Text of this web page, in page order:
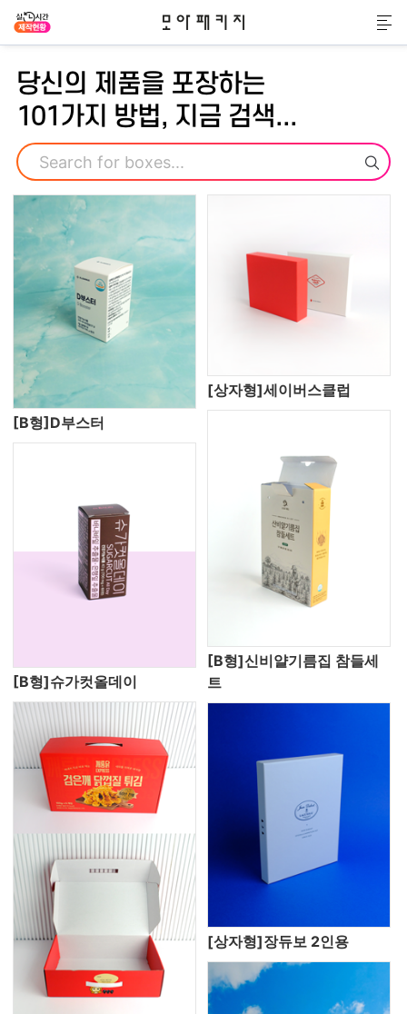
모아패키지
메
당신의 제품을 포장하는
101가지 방법, 지금 검색...
검색
[B형]D부스터
[상자형]세이버스클럽
[B형]슈가컷올데이
[B형]신비얄기름집 참들세
트
[상자형]장듀보 2인용